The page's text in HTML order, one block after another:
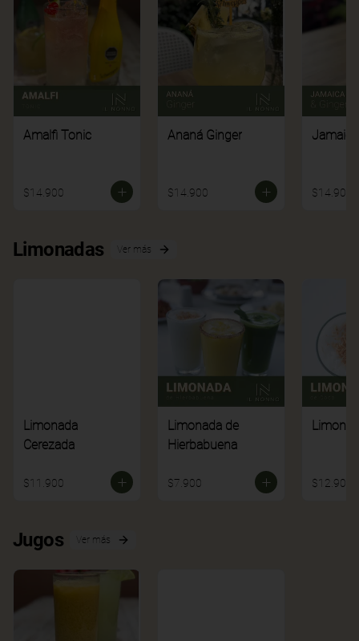
Amalfi Tonic
$14.900
Ananá Ginger
$14.900 $14.900
Limonadas Ver más
Limonada
Cerezada
$11.900
Limonada de
Hierbabuena
$7.900 $12.900
Jugos Ver más